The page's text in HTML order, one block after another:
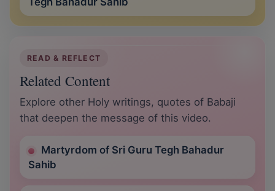
READ & REFLECT
Related Content
Explore other Holy writings, quotes of Babaji
that deepen the message of this video.
Martyrdom of Sri Guru Tegh Bahadur
Sahib